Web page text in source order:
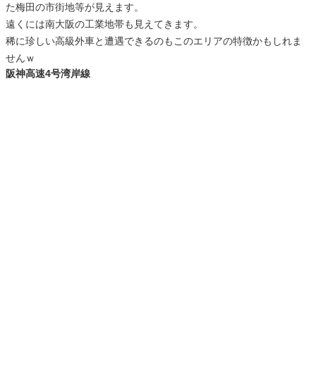
た梅田の市街地等が見えます。
遠くには南大阪の工業地帯も見えてきます。
稀に珍しい高級外車と遭遇できるのもこのエリアの特徴かもしれま
せんｗ
阪神高速4号湾岸線